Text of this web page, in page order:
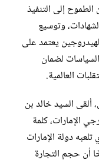
إلى التنفيذ
وتوسيع
يعتمد على
لضمان
العالمية.
ألقى السيد خالد بن
الإمارات، كلمة
دولة الإمارات
أن حجم التجارة